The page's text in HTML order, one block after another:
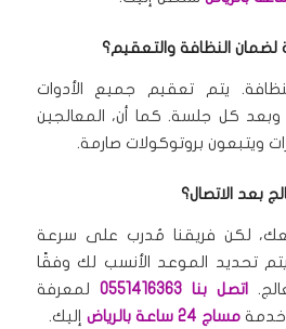
لضمان النظافة والتعقيم؟
يتم تعقيم جميع الأدوات
وبعد كل جلسة. كما أن، المعالجين
ويتبعون بروتوكولات صارمة.
بعد الاتصال؟
لكن فريقنا مُدرب على سرعة
تحديد الموعد الأنسب لك وفقًا
اتصل بنا 0551416363
لمعرفة
خدمة مساج 24 ساعة بالرياض إليك.